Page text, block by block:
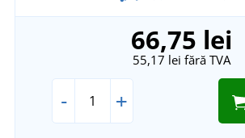
66,75 lei
55,17 lei fără TVA
- +